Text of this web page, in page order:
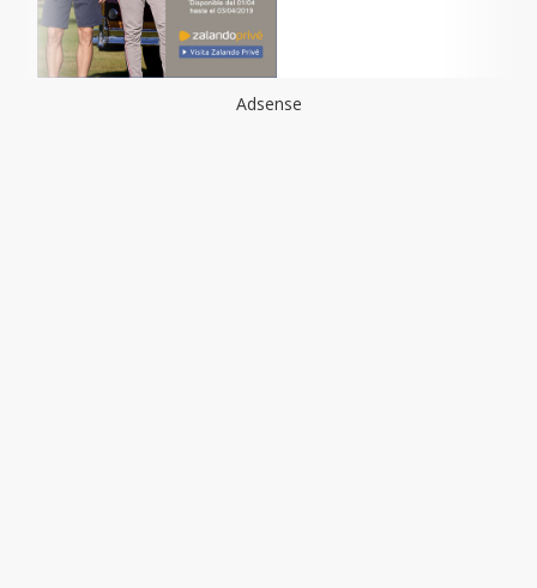
Adsense